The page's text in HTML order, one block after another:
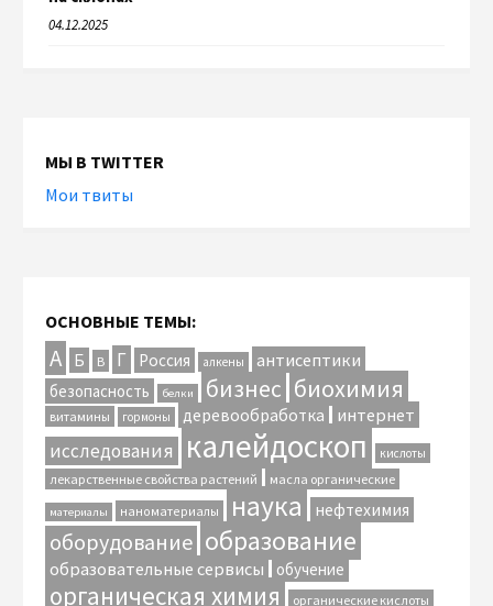
04.12.2025
МЫ В TWITTER
Мои твиты
ОСНОВНЫЕ ТЕМЫ:
А Б В Г Россия алкены антисептики
безопасность белки бизнес биохимия
витамины гормоны деревообработка интернет
исследования калейдоскоп кислоты
лекарственные свойства растений масла органические
материалы наноматериалы наука нефтехимия
оборудование образование
образовательные сервисы обучение
органическая химия органические кислоты